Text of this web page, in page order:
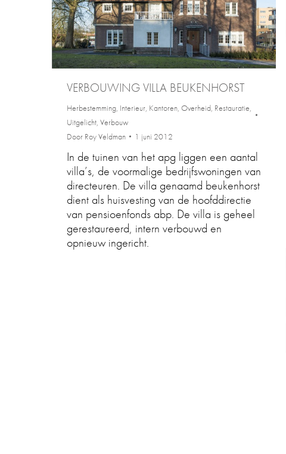
VERBOUWING VILLA BEUKENHORST
Herbestemming, Interieur, Kantoren, Overheid, Restauratie,
Uitgelicht, Verbouw
Door Roy Veldman 1 juni 2012
In de tuinen van het apg liggen een aantal
villa’s, de voormalige bedrijfswoningen van
directeuren. De villa genaamd beukenhorst
dient als huisvesting van de hoofddirectie
van pensioenfonds abp. De villa is geheel
gerestaureerd, intern verbouwd en
opnieuw ingericht.